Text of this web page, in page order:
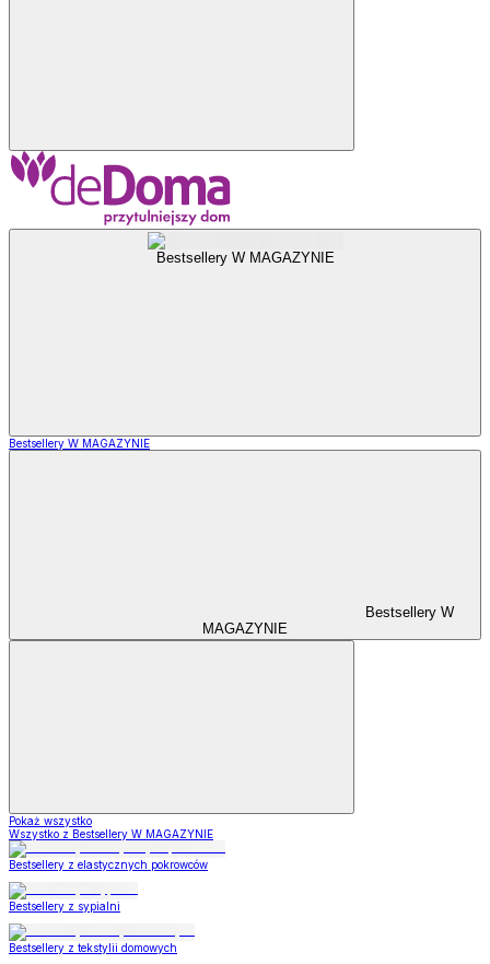
Bestsellery W MAGAZYNIE
Bestsellery W MAGAZYNIE
Bestsellery W
MAGAZYNIE
Pokaż wszystko
Wszystko z Bestsellery W MAGAZYNIE
Bestsellery z elastycznych pokrowców
Bestsellery z sypialni
Bestsellery z tekstylii domowych